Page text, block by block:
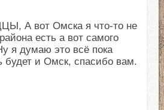
А вот Омска я что-то не
есть а вот самого
я думаю это всё пока
будет и Омск, спасибо вам.